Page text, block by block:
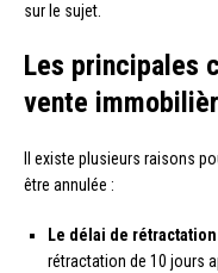
sur le sujet.
Les principales
vente
Il existe plusieurs raisons
être annulée :
Le délai de rétractation
rétractation de 10 jours